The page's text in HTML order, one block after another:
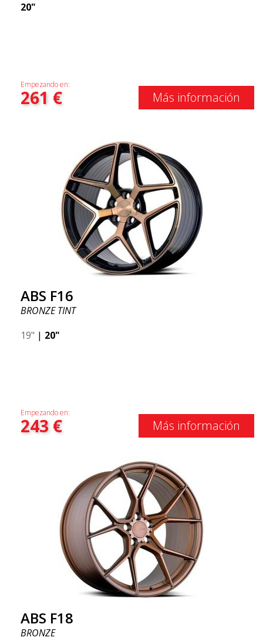
20"
Empezando en:
261 € Más información
ABS F16
BRONZE TINT
19" | 20"
Empezando en:
243€ Más información
ABS F18
BRONZE